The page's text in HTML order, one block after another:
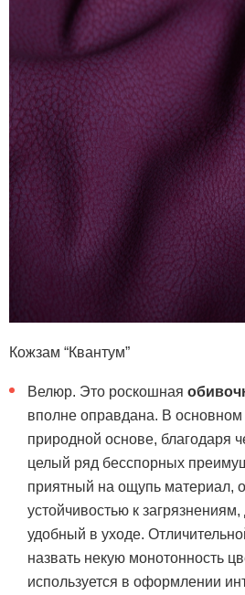
Кожзам “Квантум”
Велюр. Это роскошная
вполне оправдана. В основном
природной основе, благодаря
целый ряд бесспорных
приятный на ощупь материал,
устойчивостью к
удобный в уходе.
назвать некую монотонность
используется в оформлении